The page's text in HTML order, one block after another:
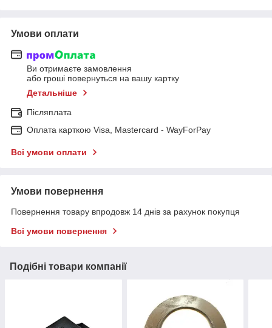
Умови оплати
Ви отримаєте замовлення
або гроші повернуться на вашу картку
Детальніше
Післяплата
Оплата карткою Visa, Mastercard - WayForPay
Всі умови оплати
Умови повернення
Повернення товару впродовж 14 днів за рахунок покупця
Всі умови повернення
Подібні товари компанії